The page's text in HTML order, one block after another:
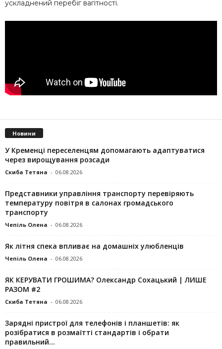
ускладнений перебіг вагітності.
Новини
У Кременці переселенцям допомагають адаптуватися
через вирощування розсади
Скиба Тетяна - 06.08.2026
Представники управління транспорту перевіряють
температуру повітря в салонах громадського
транспорту
Чепіль Олена - 06.08.2026
Як літня спека впливає на домашніх улюбленців
Чепіль Олена - 06.08.2026
ЯК КЕРУВАТИ ГРОШИМА? Олександр Сохацький | ЛИШЕ
РАЗОМ #2
Скиба Тетяна - 06.08.2026
Зарядні пристрої для телефонів і планшетів: як
розібратися в розмаїтті стандартів і обрати
правильний...